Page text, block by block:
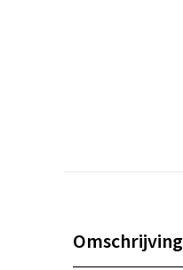
Omschrijving